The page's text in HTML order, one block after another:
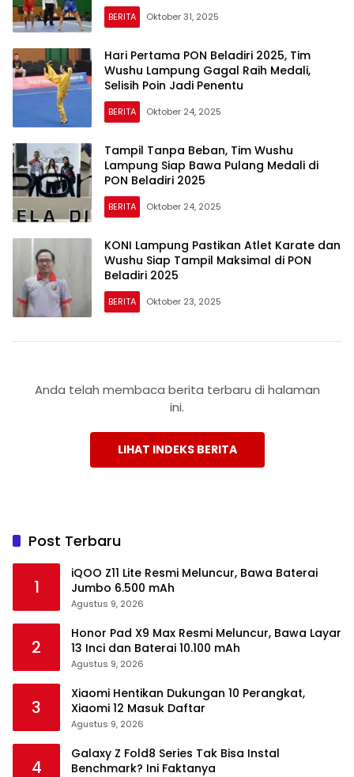
BERITA Oktober 31, 2025
Hari Pertama PON Beladiri 2025, Tim
Wushu Lampung Gagal Raih Medali,
Selisih Poin Jadi Penentu
BERITA Oktober 24, 2025
Tampil Tanpa Beban, Tim Wushu
Lampung Siap Bawa Pulang Medali di
PON Beladiri 2025
BERITA Oktober 24, 2025
KONI Lampung Pastikan Atlet Karate dan
Wushu Siap Tampil Maksimal di PON
Beladiri 2025
BERITA Oktober 23, 2025
Anda telah membaca berita terbaru di halaman
ini.
LIHAT INDEKS BERITA
Post Terbaru
1
iQOO Z11 Lite Resmi Meluncur, Bawa Baterai
Jumbo 6.500 mAh
Agustus 9, 2026
2
Honor Pad X9 Max Resmi Meluncur, Bawa Layar
13 Inci dan Baterai 10.100 mAh
Agustus 9, 2026
3
Xiaomi Hentikan Dukungan 10 Perangkat,
Xiaomi 12 Masuk Daftar
Agustus 9, 2026
4
Galaxy Z Fold8 Series Tak Bisa Instal
Benchmark? Ini Faktanya